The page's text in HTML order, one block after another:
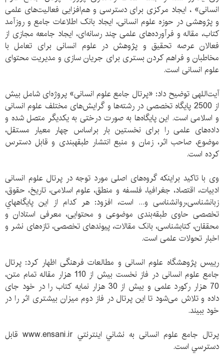
انسانی» ، ایجاد مرکزی برای دسترسی و هم‌افزایی فعالیت‌های علمی
و پژوهشی در حوزه علوم انسانی، ایجاد بانک اطلاعات جامع و روزآمد
کتاب، مقاله و فرآورده‌های علمی چند رسانه‌ای، ایجاد جامعه مجازی از
فعالان عرصه تحقیق و پژوهش در علوم انسانی برای تعامل با
مخاطبان و فراهم کردن بستری برای جریان سازی و مدیریت محتوای
علوم انسانی است.
آیت‌اللهی توضیح داد: «پرتال جامع علوم انسانی» پروژه‌ای شامل بیش
از 2500 پایگاه تخصصی در رشته‌ها و گرایش‌های مختلف علوم انسانی
و اسلامی است. این پایگاه‌ها به صورت درختی به یکدیگر متصل شده و
داده‌های علمی را برای نخستین بار براساس چهار معیار مستقل،
موضوع، صاحب اثر، زمان و منبع انتشار طبقه​بندی و قابل دسترس
کرده است.
وی با تاکید براینکه گروه‌های اصلی مورد توجه در پرتال علوم انسانی
ادبیات، اقتصاد، جغرافیا، فلسفه و منطق، علوم اسلامی، تاریخ، حقوق،
زبانشناسی،روانشناسی و... است، افزود: هر کدام از اين پایگاه​هاي
تخصصی حاوی طبقه‌بندی موضوعی و محتوایی، معرفی استادان و
محققان، کتابشناسی، بانک مقالات، پیوندهای تخصصی، تازه‌های نشر و
اخبار تحولات علمی است.
رییس پژوهشگاه علوم انسانی و مطالعات فرهنگی اظهار کرد: پرتال
جامع علوم انسانی در فاز نخست بیش از 110 هزار مقاله تمام متن،
70 هزار رکورد علمی و بیش از 30 هزار نمایه کتاب را در خود جای
داده و تلاش می‌شود تا این پرتال در فاز دوم میزان بیشتری اثر را در
خود ببيند.
پرتال جامع علوم انسانی به نشاني اينترنتي www.ensani.ir قابل
دسترسي است.